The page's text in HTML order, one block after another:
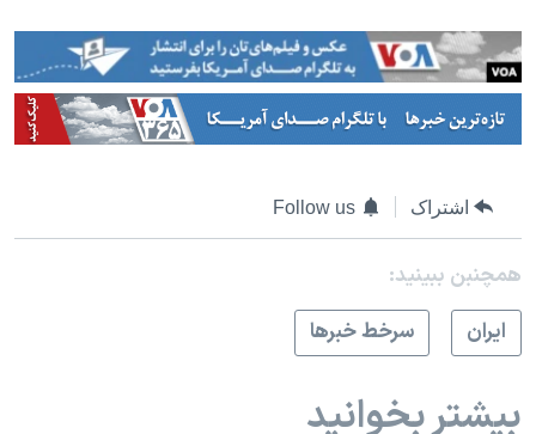
اشتراک Follow us
همچنبن ببینید:
ايران
سرخط خبرها
بیشتر بخوانید